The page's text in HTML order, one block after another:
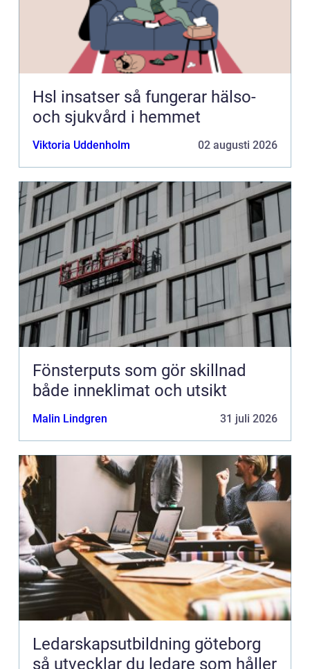
Hsl insatser så fungerar hälso-
och sjukvård i hemmet
Viktoria Uddenholm 02 augusti 2026
Fönsterputs som gör skillnad
både inneklimat och utsikt
Malin Lindgren 31 juli 2026
Ledarskapsutbildning göteborg
så utvecklar du ledare som håller